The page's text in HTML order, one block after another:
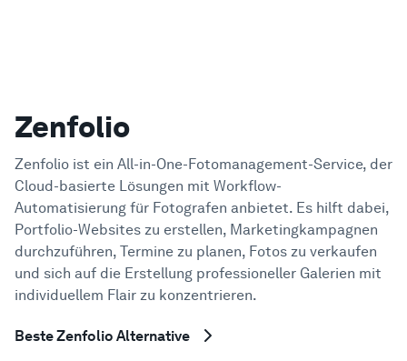
Zenfolio
Zenfolio ist ein All-in-One-Fotomanagement-Service, der
Cloud-basierte Lösungen mit Workflow-
Automatisierung für Fotografen anbietet. Es hilft dabei,
Portfolio-Websites zu erstellen, Marketingkampagnen
durchzuführen, Termine zu planen, Fotos zu verkaufen
und sich auf die Erstellung professioneller Galerien mit
individuellem Flair zu konzentrieren.
Beste Zenfolio Alternative